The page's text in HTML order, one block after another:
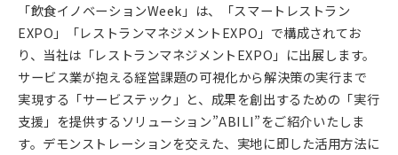
「飲食イノベーションWeek」は、「スマートレストラン
EXPO」「レストランマネジメントEXPO」で構成されてお
り、当社は「レストランマネジメントEXPO」に出展します。
サービス業が抱える経営課題の可視化から解決策の実行まで
実現する「サービステック」と、成果を創出するための「実行
支援」を提供するソリューション”ABILI”をご紹介いたしま
す。デモンストレーションを交えた、実地に即した活用方法に